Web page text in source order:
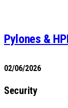
Pylones &
02/06/2026
Security